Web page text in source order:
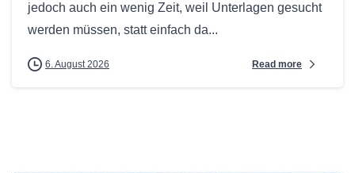
jedoch auch ein wenig Zeit, weil Unterlagen gesucht
werden müssen, statt einfach da...
6. August 2026 Read more